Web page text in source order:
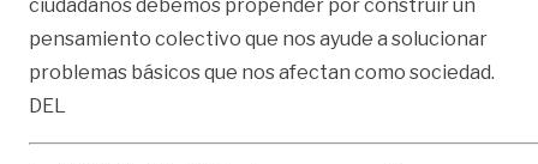
ciudadanos debemos propender por construir un
pensamiento colectivo que nos ayude a solucionar
problemas básicos que nos afectan como sociedad.
DEL